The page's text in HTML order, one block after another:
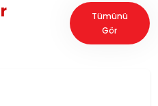
Tümünü
Gör